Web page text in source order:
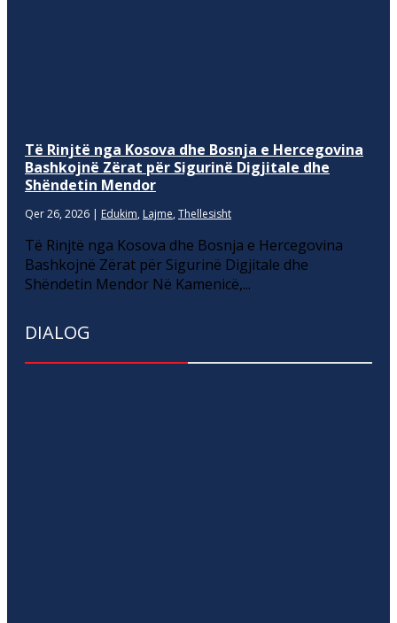
Të Rinjtë nga Kosova dhe Bosnja e Hercegovina
Bashkojnë Zërat për Sigurinë Digjitale dhe
Shëndetin Mendor
Qer 26, 2026 | Edukim, Lajme, Thellesisht
Të Rinjtë nga Kosova dhe Bosnja e Hercegovina
Bashkojnë Zërat për Sigurinë Digjitale dhe
Shëndetin Mendor Në Kamenicë,...
DIALOG